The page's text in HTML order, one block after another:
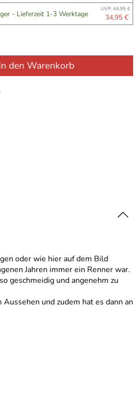
- Lieferzeit 1-3 Werktage UVP: 44,95 €
34,95 €
den Warenkorb
oder wie hier auf dem Bild
Jahren immer ein Renner war.
geschmeidig und angenehm zu
und zudem hat es dann an